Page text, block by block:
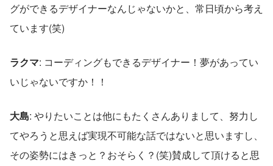
グができるデザイナーなんじゃないかと、常日頃から考え
ています(笑)
ラクマ: コーディングもできるデザイナー！夢があってい
いじゃないですか！！
大島: やりたいことは他にもたくさんありまして、努力し
てやろうと思えば実現不可能な話ではないと思いますし、
その姿勢にはきっと？おそらく？(笑)賛成して頂けると思